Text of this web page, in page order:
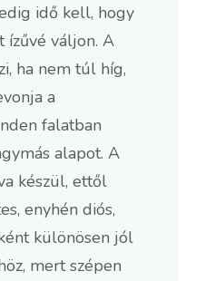
idő kell, hogy
ízűvé váljon. A
ha nem túl híg,
a
falatban
alapot. A
készül, ettől
enyhén diós,
különösen jól
mert szépen